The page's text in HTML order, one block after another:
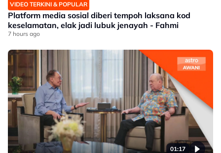
VIDEO TERKINI & POPULAR
Platform media sosial diberi tempoh laksana kod
keselamatan, elak jadi lubuk jenayah - Fahmi
7 hours ago
01:17